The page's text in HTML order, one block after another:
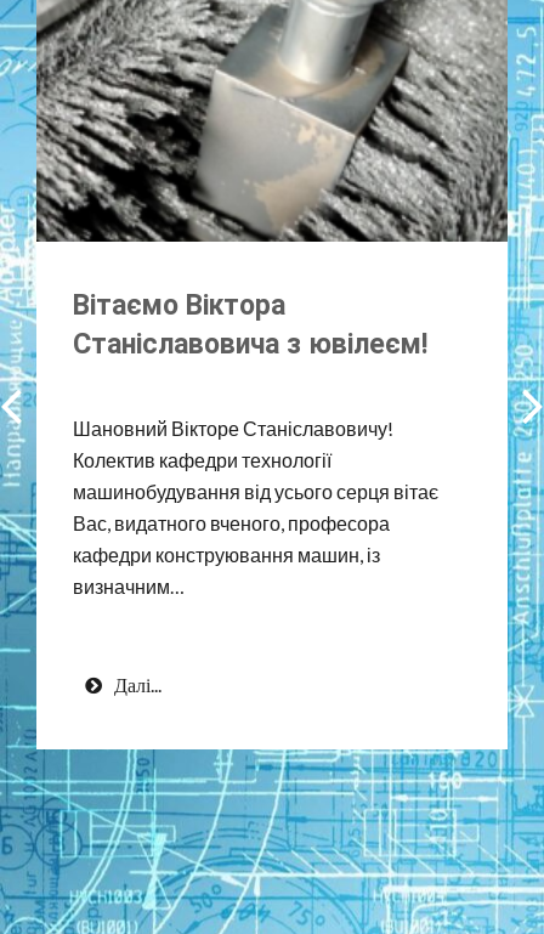
Вітаємо Віктора
Станіславовича з ювілеєм!
Шановний Вікторе Станіславовичу!
Колектив кафедри технології
машинобудування від усього серця вітає
Вас, видатного вченого, професора
кафедри конструювання машин, із
визначним…
Далі...